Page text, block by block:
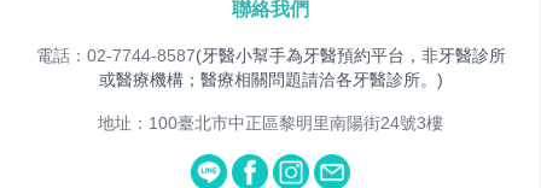
聯絡我們
電話：02-7744-8587(牙醫小幫手為牙醫預約平台，非牙醫診所
或醫療機構；醫療相關問題請洽各牙醫診所。)
地址：100臺北市中正區黎明里南陽街24號3樓